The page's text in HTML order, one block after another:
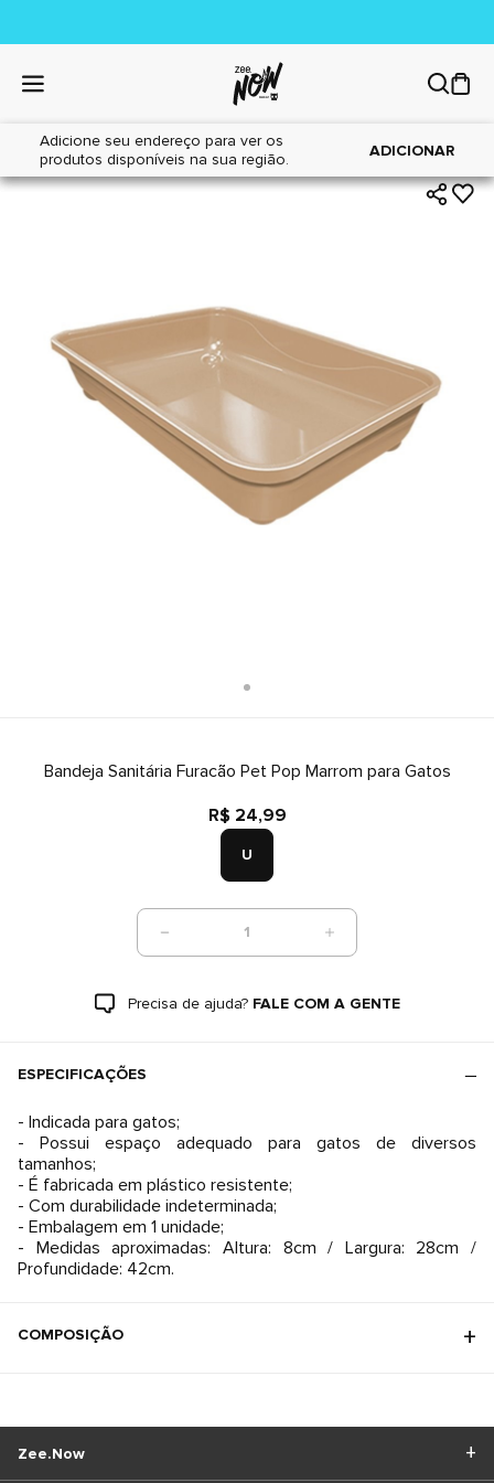
Adicione seu endereço para ver os
produtos disponíveis na sua região.
ADICIONAR
Home|Gatos|Higiene
Bandeja Sanitária Furacão Pet Pop Marrom para Gatos
R$ 24,99
U
1
Precisa de ajuda? FALE COM A GENTE
ESPECIFICAÇÕES
- Indicada para gatos;
- Possui espaço adequado para gatos de diversos
tamanhos;
- É fabricada em plástico resistente;
- Com durabilidade indeterminada;
- Embalagem em 1 unidade;
- Medidas aproximadas: Altura: 8cm / Largura: 28cm /
Profundidade: 42cm.
COMPOSIÇÃO
Zee.Now